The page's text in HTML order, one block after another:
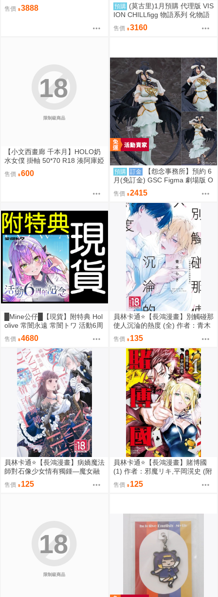
售價 3888 預購 (莫古里)1月預購 代理版 VIS
ION CHILLfigg 物語系列 化物語
中盒 BOX6入 免訂金
售價 3160
限制級商品
18
【小文西畫廊 千本月】HOLO奶
水女僕 掛軸 50*70 R18 湊阿庫婭
阿夸 沙花叉 虎鯨 雪花菈米 塞萊
希·法娜 Fauna 白銀諾艾爾 團長
娜·惑星諾瓦 Moona【FF47場前
售價 600 預購 訂金
【怨念事務所】預約 6
月(免訂金) GSC Figma 劇場版 O
VERLORD 聖王國篇 雅兒貝德 0
913
售價 2415
█Mine公仔█【現貨】附特典 Hol
olive 常闇永遠 常闇トワ 活動6周
年記念 六週年 紀念 套組 立牌 外
套
售價 4680
員林卡通⭐️【長鴻漫畫】別觸碰那
使人沉淪的熱度 (全) 作者：青木
らき (附尼采書套)
售價 135
員林卡通⭐️【長鴻漫畫】病嬌魔法
師對石像少女情有獨鍾—魔女融
化在愛徒的熱吻裡 1作者：セキ
モリ,クレイン (附尼采書套)
售價 125
員林卡通⭐️【長鴻漫畫】賭博國
(1) 作者：邪魔リキ,平岡滉史 (附
尼采書套)
售價 125
限制級商品
18